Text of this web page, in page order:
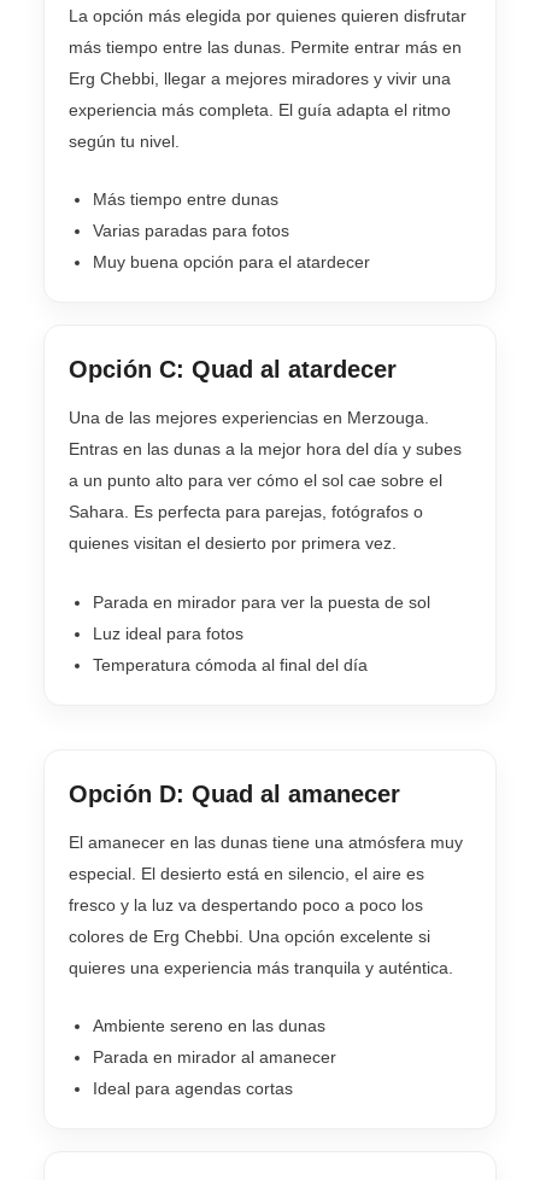
La opción más elegida por quienes quieren disfrutar
más tiempo entre las dunas. Permite entrar más en
Erg Chebbi, llegar a mejores miradores y vivir una
experiencia más completa. El guía adapta el ritmo
según tu nivel.
Más tiempo entre dunas
Varias paradas para fotos
Muy buena opción para el atardecer
Opción C: Quad al atardecer
Una de las mejores experiencias en Merzouga.
Entras en las dunas a la mejor hora del día y subes
a un punto alto para ver cómo el sol cae sobre el
Sahara. Es perfecta para parejas, fotógrafos o
quienes visitan el desierto por primera vez.
Parada en mirador para ver la puesta de sol
Luz ideal para fotos
Temperatura cómoda al final del día
Opción D: Quad al amanecer
El amanecer en las dunas tiene una atmósfera muy
especial. El desierto está en silencio, el aire es
fresco y la luz va despertando poco a poco los
colores de Erg Chebbi. Una opción excelente si
quieres una experiencia más tranquila y auténtica.
Ambiente sereno en las dunas
Parada en mirador al amanecer
Ideal para agendas cortas